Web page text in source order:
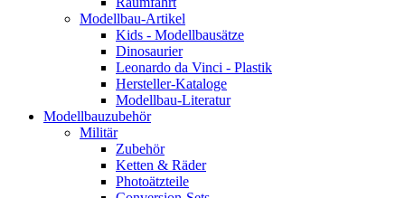
Modellbau-Artikel
Kids - Modellbausätze
Dinosaurier
Leonardo da Vinci - Plastik
Hersteller-Kataloge
Modellbau-Literatur
Modellbauzubehör
Militär
Zubehör
Ketten & Räder
Photoätzteile